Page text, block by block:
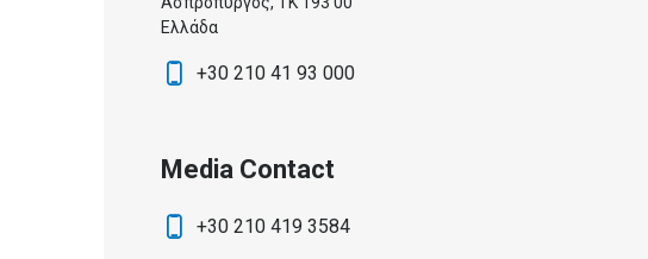
Ελλάδα
+30 210 41 93 000
Media Contact
+30 210 419 3584